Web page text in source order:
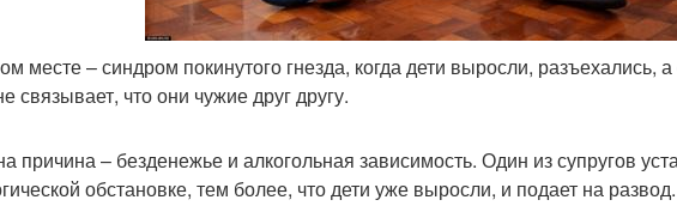
месте – синдром покинутого гнезда, когда дети выросли, разъехались,
связывает, что они чужие друг другу.
причина – безденежье и алкогольная зависимость. Один из супругов
обстановке, тем более, что дети уже выросли, и подает на развод.